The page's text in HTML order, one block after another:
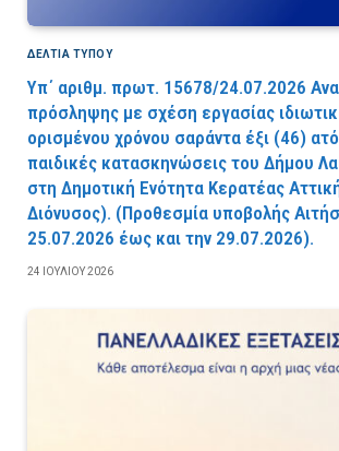
ΔΕΛΤΙΑ ΤΥΠΟΥ
Υπ΄ αριθμ. πρωτ. 15678/24.07.2026
πρόσληψης με σχέση εργασίας
ορισμένου χρόνου σαράντα έξι (46)
παιδικές κατασκηνώσεις του Δήμου
στη Δημοτική Ενότητα Κερατέας
Διόνυσος). (Προθεσμία υποβολής
25.07.2026 έως και την 29.07.2026).
24 ΙΟΥΛΊΟΥ 2026